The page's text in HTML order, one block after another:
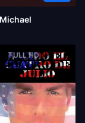
Michael
FULL HD